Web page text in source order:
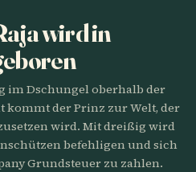
wird in
im Dschungel oberhalb der
kommt der Prinz zur Welt, der
wird. Mit dreißig wird
befehligen und sich
Grundsteuer zu zahlen.